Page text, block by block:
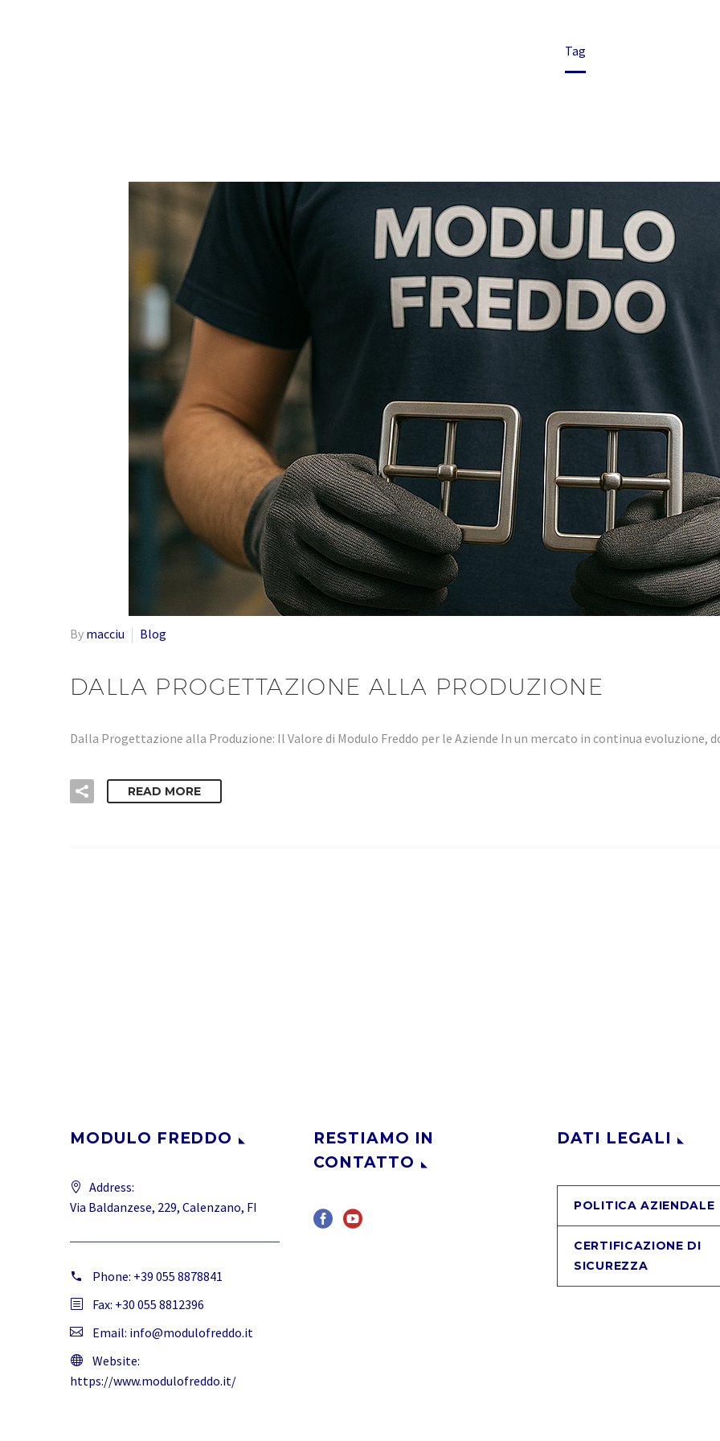
Tag
By macciu Blog
DALLA PROGETTAZIONE ALLA PRODUZIONE
Dalla Progettazione alla Produzione: Il Valore di Modulo Freddo per le Aziende In un mercato in continua evoluzione,
READ MORE
MODULO FREDDO
Address:
Via Baldanzese, 229, Calenzano, FI
Phone: +39 055 8878841
Fax: +30 055 8812396
Email: info@modulofreddo.it
Website:
https://www.modulofreddo.it/
RESTIAMO IN
CONTATTO
DATI LEGALI
POLITICA AZIENDALE
CERTIFICAZIONE DI
SICUREZZA